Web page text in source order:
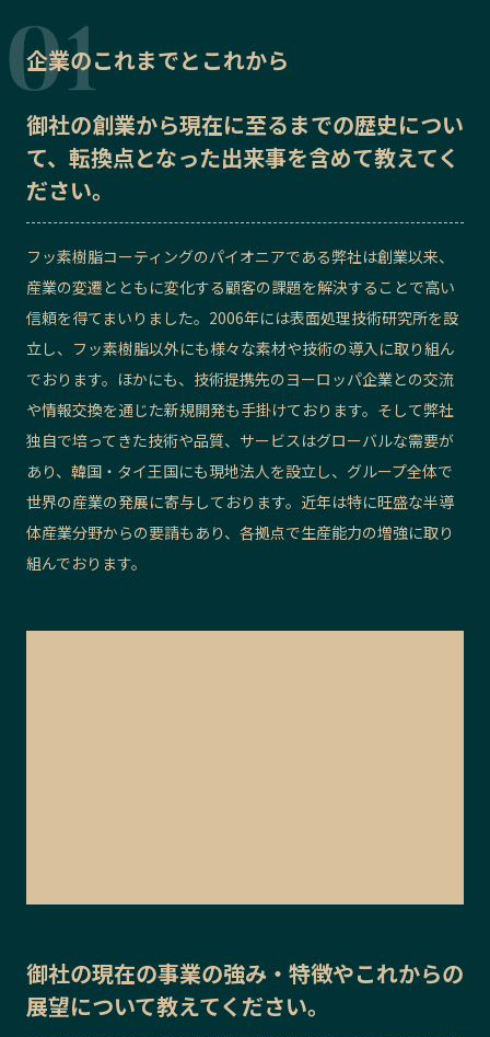
Sporkle
「人」から探す
記事ライター
お問い合わせ 会社概要
企業のこれまでとこれから
御社の創業から現在に至るまでの歴史につい
て、転換点となった出来事を含めて教えてく
ださい。
フッ素樹脂コーティングのパイオニアである弊社は創業以来、
産業の変遷とともに変化する顧客の課題を解決することで高い
信頼を得てまいりました。2006年には表面処理技術研究所を設
立し、フッ素樹脂以外にも様々な素材や技術の導入に取り組ん
でおります。ほかにも、技術提携先のヨーロッパ企業との交流
や情報交換を通じた新規開発も手掛けております。そして弊社
独自で培ってきた技術や品質、サービスはグローバルな需要が
あり、韓国・タイ王国にも現地法人を設立し、グループ全体で
世界の産業の発展に寄与しております。近年は特に旺盛な半導
体産業分野からの要請もあり、各拠点で生産能力の増強に取り
組んでおります。
御社の現在の事業の強み・特徴やこれからの
展望について教えてください。